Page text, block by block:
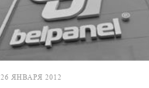
26 ЯНВАРЯ 2012